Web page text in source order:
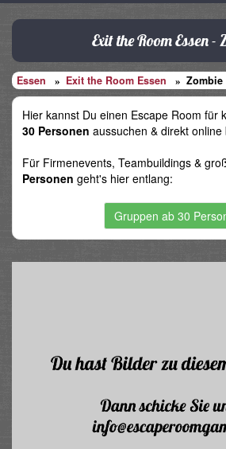
Exit the Room Essen -
Essen Exit the Room Essen Zombie
Hier kannst Du einen Escape Room für
30 Personen aussuchen & direkt online
Für Firmenevents, Teambuildings &
Personen geht's hier entlang:
Gruppen ab 30